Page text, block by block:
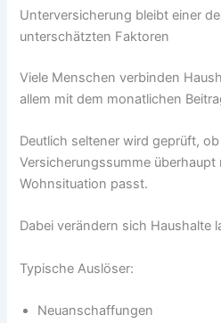
Unterversicherung bleibt einer
unterschätzten Faktoren
Viele Menschen verbinden
allem mit dem monatlichen
Deutlich seltener wird geprüft,
Versicherungssumme überhaupt
Wohnsituation passt.
Dabei verändern sich Haushalte
Typische Auslöser:
Neuanschaffungen